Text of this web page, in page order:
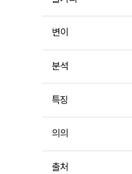
변이
분석
특징
의의
출처